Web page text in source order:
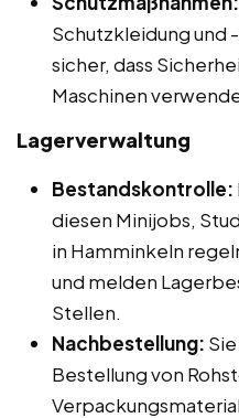
Schutzkleidung und
sicher, dass
Maschinen
Lagerverwaltung
Bestandskontrolle:
diesen Minijobs,
in Hamminkeln
und melden
Stellen.
Nachbestellung:
Bestellung von